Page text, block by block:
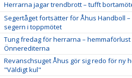
Herrarna jagar trendbrott – tufft
Segertåget fortsätter för Åhus Handboll
segern i toppmötet
Tung fredag för herrarna – hemmaförlust
Önnerediterna
Revanschsuget Åhus gör sig redo för ny
"Väldigt kul"